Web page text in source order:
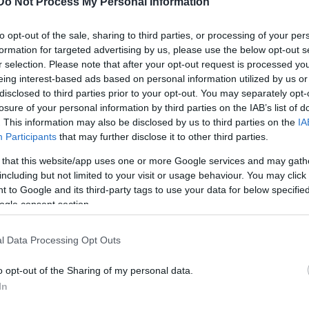
opt-out of the sale, sharing to third parties, or processing of your
for targeted advertising by us, please use the below opt-out
selection. Please note that after your opt-out request is processed
interest-based ads based on personal information utilized by us
to third parties prior to your opt-out. You may separately
of your personal information by third parties on the IAB’s list of
This information may also be disclosed by us to third parties on the
Participants that may further disclose it to other third parties.
that this website/app uses one or more Google services and may
but not limited to your visit or usage behaviour. You may
to Google and its third-party tags to use your data for below
consent section.
Data Processing Opt Outs
opt-out of the Sharing of my personal data.
a
Összeállt az idei Súgó Csiga Díj 25-ös
listája
Több ezer szavazattal ma lezárult a 2005. évi Súgó
Csiga Díj elsõ fordulója és összeállt a díjra
ös listája. A ma induló második forduló során -
ig - a közönség az alábbi 25 színésznõt és színészt
www.sugocsiga.hu weboldalon és…